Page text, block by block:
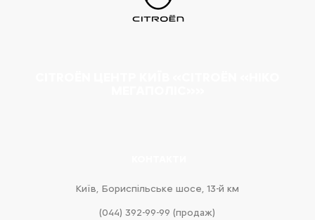
Київ, Бориспільське шосе, 13-й км
(044) 392-99-99 (продаж)